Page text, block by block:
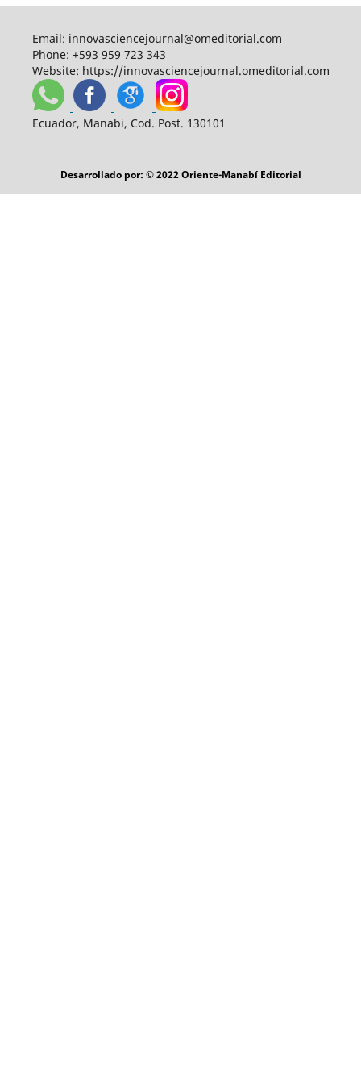
Email: innovasciencejournal@omeditorial.com
Phone: +593 959 723 343
Website: https://innovasciencejournal.omeditorial.com
Ecuador, Manabi, Cod. Post. 130101
Desarrollado por: © 2022 Oriente-Manabí Editorial